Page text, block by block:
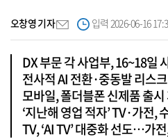
오창영 기자 입력 2026-06-16
DX 부문 각 사업부, 16~18일
전사적 AI 전환·중동발 리스
모바일, 폴더블폰 신제품 출
‘지난해 영업 적자’ TV·가전,
TV, ‘AI TV’ 대중화 선도…가